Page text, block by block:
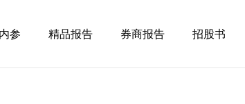
参 精品报告 券商报告 招股书